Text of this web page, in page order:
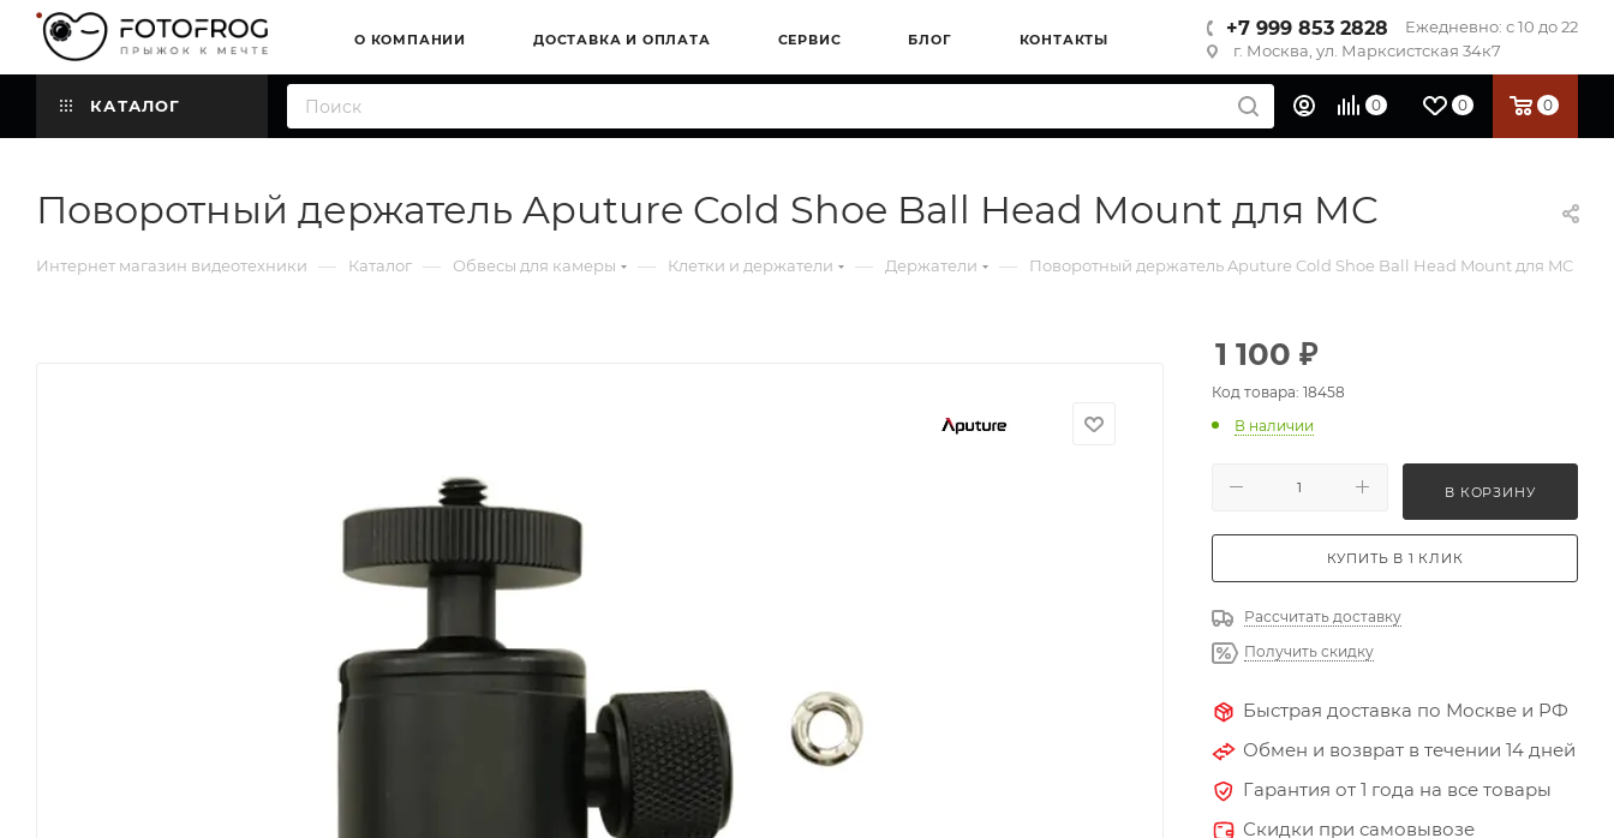
О КОМПАНИИ ДОСТАВКА И ОПЛАТА СЕРВИС БЛОГ КОНТАКТЫ
+7 999 853 2828
Ежедневно: с 10 до 22
г. Москва, ул. Марксистская 34к7
КАТАЛОГ 0 0 0
Поворотный держатель Aputure Cold Shoe Ball Head Mount для MC
Интернет магазин видеотехники — Каталог — Обвесы для камеры — Клетки и держатели — Держатели — Поворотный держатель Aputure Cold Shoe Ball Head Mount для MC
1 100 ₽
Код товара: 18458
В наличии
В КОРЗИНУ
КУПИТЬ В 1 КЛИК
Рассчитать доставку
Получить скидку
Быстрая доставка по Москве и РФ
Обмен и возврат в течении 14 дней
Гарантия от 1 года на все товары
Скидки при самовывозе